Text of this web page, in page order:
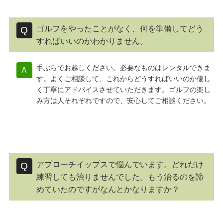
ゴルフをやったことがなく、何を準備してどう
すればいいのかわかりません。
手ぶらでお越しください。必要なものはレンタルできま
す。よくご相談して、これからどうすればいいのか優し
く丁寧にアドバイスさせていただきます。ゴルフの楽し
み方は人それぞれですので、安心してご相談ください。
アプローチイップスで悩んでいます。どれだけ
練習しても治りませんでした。もう治るのを諦
めていたのですがなんとかなりますか？